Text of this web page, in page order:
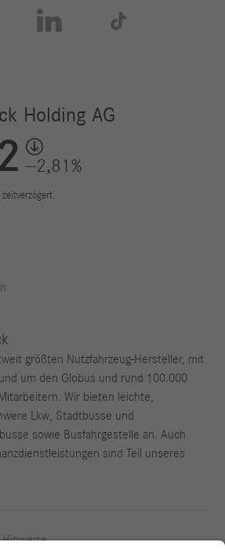
 
größten Nutzfahrzeug-Hersteller, mit
um den Globus und rund 100.000
Wir bieten leichte,
Lkw, Stadtbusse und
sowie Busfahrgestelle an. Auch
sind Teil unseres